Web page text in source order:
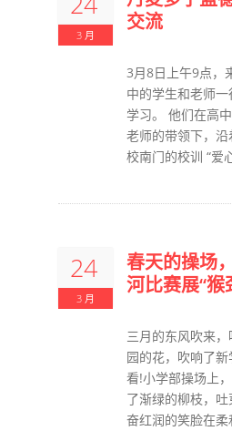
3 月
交流
3月8日上午9点，
中的学生和老师
学习。 他们在高
老师的带领下，沿
校南门的校训 “爱
24
3 月
春天的操场
河比赛展“猴
三月的东风吹来
园的花，吹响了新
看!小学部操场上
了渐绿的柳枝，
奋红润的笑脸在